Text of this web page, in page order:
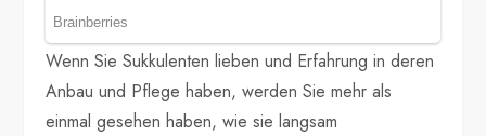
Wenn Sie Sukkulenten lieben und Erfahrung in deren
Anbau und Pflege haben, werden Sie mehr als
einmal gesehen haben, wie sie langsam